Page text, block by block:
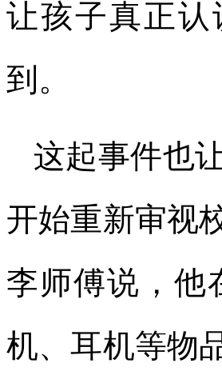
让孩子真正
到。
这起事件也
开始重新审视
李师傅说，他
机、耳机等物